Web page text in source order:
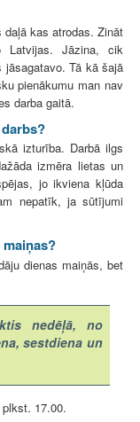
kas atrodas. Zināt
Latvijas. Jāzina, cik
Tā kā šajā
pienākumu man nav
darba gaitā.
izturība. Darbā ilgs
izmēra lietas un
jo ikviena kļūda
nepatīk, ja sūtījumi
dienas maiņās, bet
nedēļā, no
sestdiena un
17.00.